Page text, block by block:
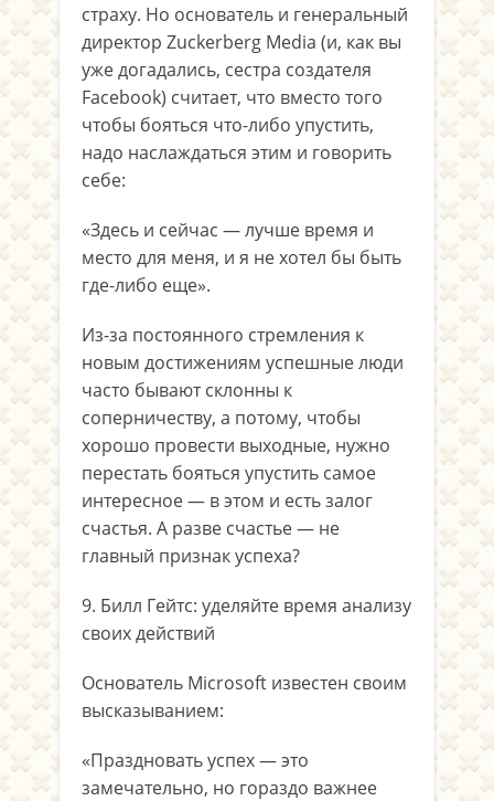
страху. Но основатель и генеральный
директор Zuckerberg Media (и, как вы
уже догадались, сестра создателя
Facebook) считает, что вместо того
чтобы бояться что-либо упустить,
надо наслаждаться этим и говорить
себе:
«Здесь и сейчас — лучше время и
место для меня, и я не хотел бы быть
где-либо еще».
Из-за постоянного стремления к
новым достижениям успешные люди
часто бывают склонны к
соперничеству, а потому, чтобы
хорошо провести выходные, нужно
перестать бояться упустить самое
интересное — в этом и есть залог
счастья. А разве счастье — не
главный признак успеха?
9. Билл Гейтс: уделяйте время анализу
своих действий
Основатель Microsoft известен своим
высказыванием:
«Праздновать успех — это
замечательно, но гораздо важнее